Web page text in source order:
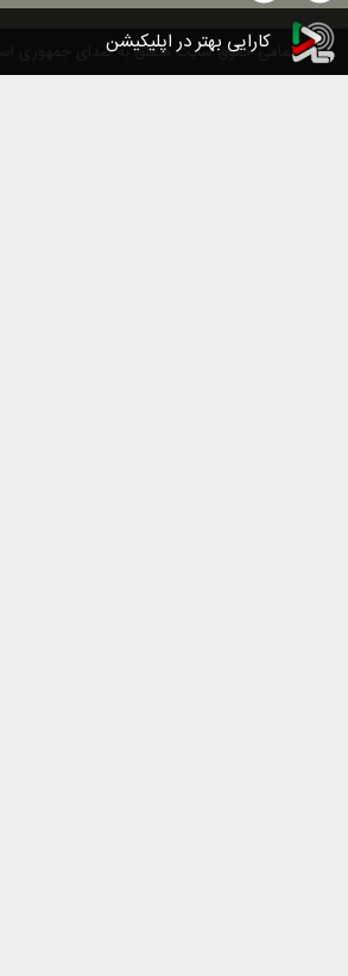
۱۴۰۰ تمامی حقوق سایت متعلق به صدای جمهوری
کارایی بهتر در اپلیکیشن